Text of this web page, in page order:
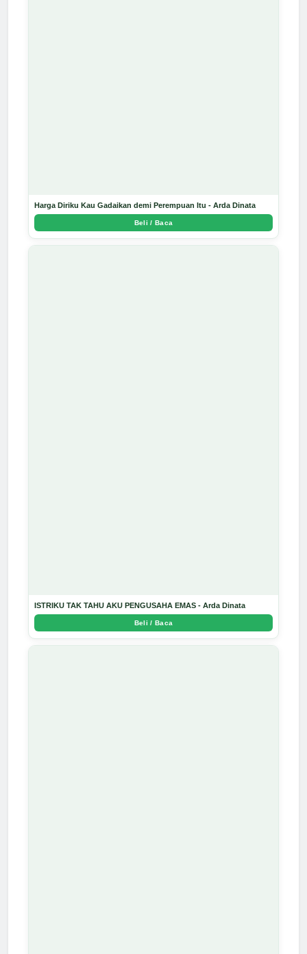
Harga Diriku Kau Gadaikan demi Perempuan Itu - Arda Dinata
Beli / Baca
ISTRIKU TAK TAHU AKU PENGUSAHA EMAS - Arda Dinata
Beli / Baca